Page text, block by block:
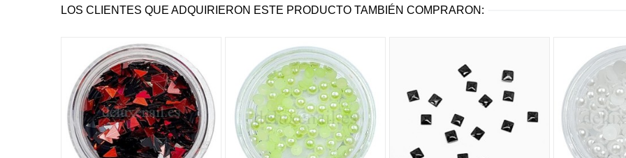
LOS CLIENTES QUE ADQUIRIERON ESTE PRODUCTO TAMBIÉN COMPRARON: